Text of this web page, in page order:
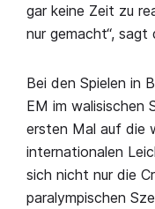
gar keine Zeit zu
nur gemacht“, sagt
Bei den Spielen in
EM im walisischen
ersten Mal auf die
internationalen
sich nicht nur die
paralympischen